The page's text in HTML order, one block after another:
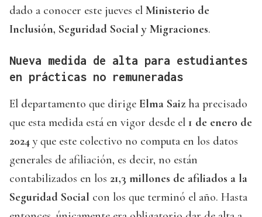
dado a conocer este jueves el Ministerio de
Inclusión, Seguridad Social y Migraciones.
Nueva medida de alta para estudiantes
en prácticas no remuneradas
El departamento que dirige Elma Saiz ha precisado
que esta medida está en vigor desde el 1 de enero de
2024 y que este colectivo no computa en los datos
generales de afiliación, es decir, no están
contabilizados en los 21,3 millones de afiliados a la
Seguridad Social con los que terminó el año. Hasta